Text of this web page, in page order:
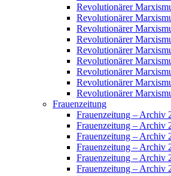
Revolutionärer
Revolutionärer
Revolutionärer
Revolutionärer
Revolutionärer
Revolutionärer
Revolutionärer
Revolutionärer
Revolutionärer
Frauenzeitung
Frauenzeitung – Archiv
Frauenzeitung – Archiv
Frauenzeitung – Archiv
Frauenzeitung – Archiv
Frauenzeitung – Archiv
Frauenzeitung – Archiv